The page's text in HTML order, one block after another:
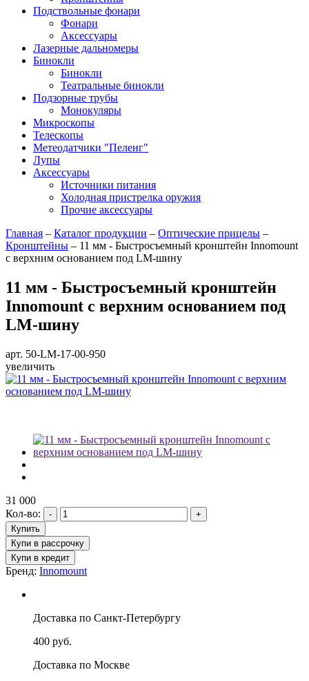
Подствольные фонари
Фонари
Аксессуары
Лазерные дальномеры
Бинокли
Бинокли
Театральные бинокли
Подзорные трубы
Монокуляры
Микроскопы
Телескопы
Метеодатчики "Пеленг"
Лупы
Аксессуары
Источники питания
Холодная пристрелка оружия
Прочие аксессуары
Главная – Каталог продукции – Оптические прицелы –
Кронштейны – 11 мм - Быстросъемный кронштейн Innomount
с верхним основанием под LM-шину
11 мм - Быстросъемный кронштейн
Innomount с верхним основанием под
LM-шину
арт. 50-LM-17-00-950
увеличить
31 000
Кол-во:
Бренд: Innomount
Доставка по Санкт-Петербургу
400 руб.
Доставка по Москве